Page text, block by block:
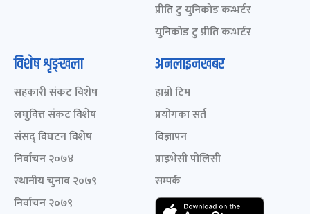
प्रीति टु युनिकोड कन्भर्टर
युनिकोड टु प्रीति कन्भर्टर
विशेष शृङ्खला
सहकारी संकट विशेष
लघुवित्त संकट विशेष
संसद् विघटन विशेष
निर्वाचन २०७४
स्थानीय चुनाव २०७९
निर्वाचन २०७९
अनलाइनखबर
हाम्रो टिम
प्रयोगका सर्त
विज्ञापन
प्राइभेसी पोलिसी
सम्पर्क